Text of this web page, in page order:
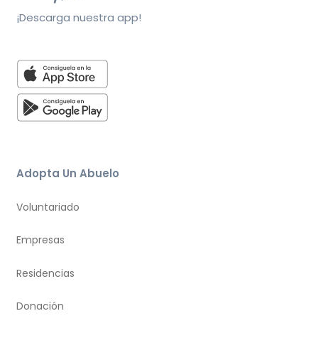
¡Descarga nuestra app!
Adopta Un Abuelo
Voluntariado
Empresas
Residencias
Donación